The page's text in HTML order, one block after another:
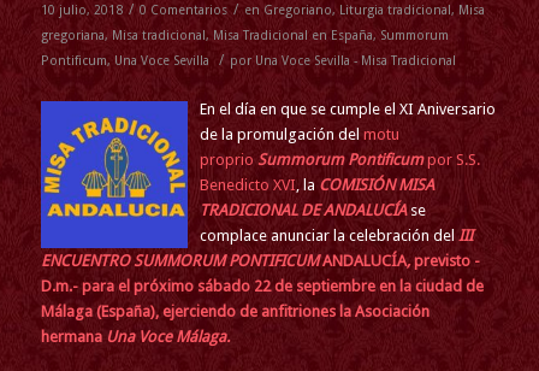
10 julio, 2018 / 0 Comentarios / en Gregoriano, Liturgia tradicional, Misa
gregoriana, Misa tradicional, Misa Tradicional en España, Summorum
Pontificum, Una Voce Sevilla / por Una Voce Sevilla - Misa Tradicional
En el día en que se cumple el XI Aniversario
de la promulgación del motu
proprio Summorum Pontificumpor S.S.
Benedicto XVI, la COMISIÓN MISA
TRADICIONAL DE ANDALUCÍA se
complace anunciar la celebración del III
ENCUENTRO SUMMORUM PONTIFICUMANDALUCÍA,previsto -
D.m.- para el próximo sábado 22 de septiembre en la ciudad de
Málaga (España), ejerciendo de anfitriones la Asociación
hermana Una Voce Málaga.